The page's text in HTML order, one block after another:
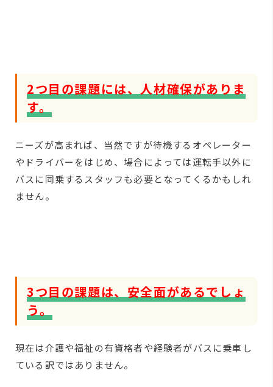
2つ目の課題には、人材確保がありま
す。
ニーズが高まれば、当然ですが待機するオペレーター
やドライバーをはじめ、場合によっては運転手以外に
バスに同乗するスタッフも必要となってくるかもしれ
ません。
3つ目の課題は、安全面があるでしょ
う。
現在は介護や福祉の有資格者や経験者がバスに乗車し
ている訳ではありません。